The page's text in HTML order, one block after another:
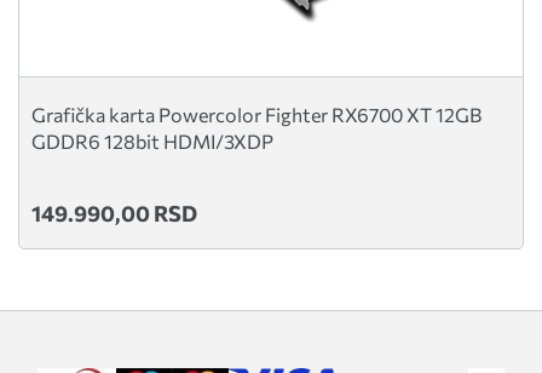
Grafička karta Powercolor Fighter RX6700 XT 12GB
GDDR6 128bit HDMI/3XDP
149.990,00 RSD